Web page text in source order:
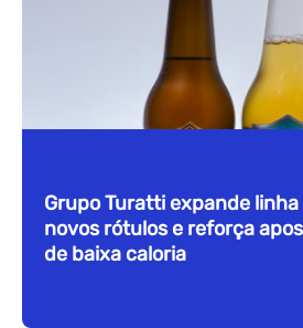
Grupo Turatti expande
novos rótulos e reforça
de baixa caloria